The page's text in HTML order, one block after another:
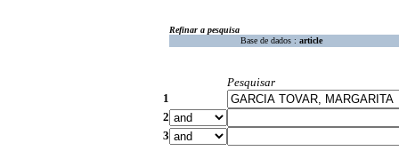
Refinar a pesquisa
Base de dados : article
Pesquisar
1
2
3